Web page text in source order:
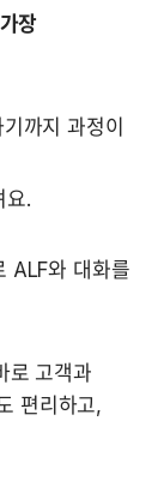
장
까지 과정이
요.
ALF와 대화를
로 고객과
편리하고,